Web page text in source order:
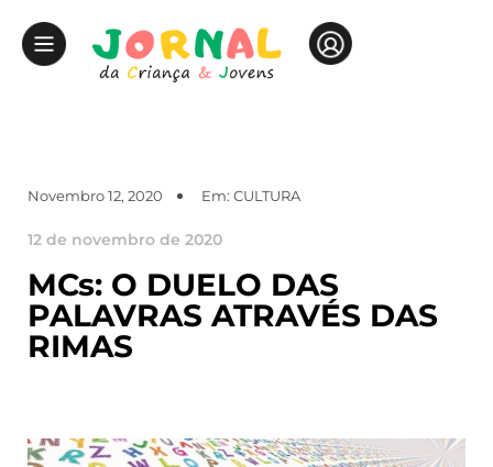
Novembro 12, 2020 Em: CULTURA
12 de novembro de 2020
MCs: O DUELO DAS
PALAVRAS ATRAVÉS DAS
RIMAS